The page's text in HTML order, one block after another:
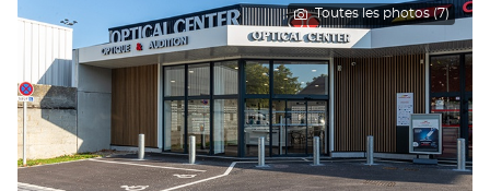
Toutes les photos (7)